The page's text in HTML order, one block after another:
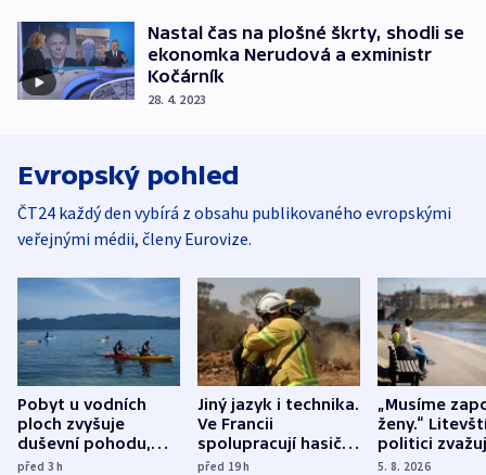
Nastal čas na plošné škrty, shodli se
ekonomka Nerudová a exministr
Kočárník
28. 4. 2023
Evropský pohled
ČT24 každý den vybírá z obsahu publikovaného evropskými
veřejnými médii, členy Eurovize.
Pobyt u vodních
ploch zvyšuje
duševní pohodu,
ukázala
před 3h
Jiný jazyk i technika.
Ve Francii
spolupracují hasiči z
různých zemí
před 19h
„Musíme
ženy.“
politici
dohodu o
5. 8. 2026